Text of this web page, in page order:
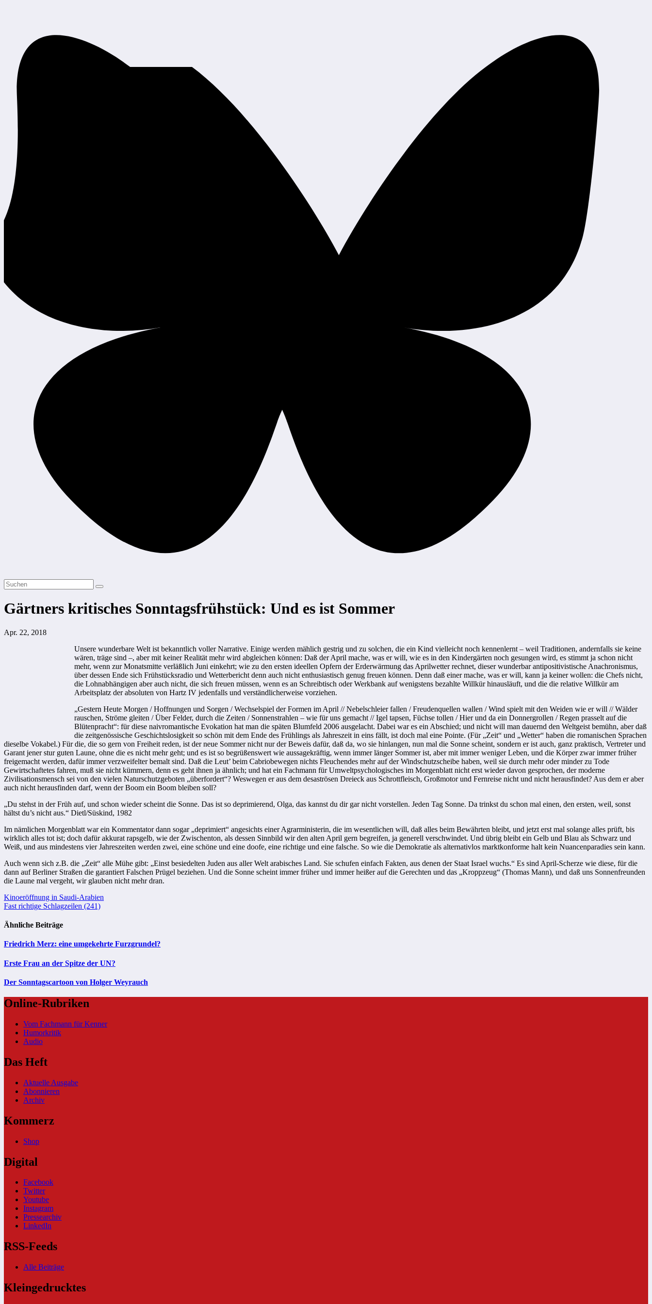
Gärtners kritisches Sonntagsfrühstück: Und es ist Sommer
Apr. 22, 2018
Unsere wunderbare Welt ist bekanntlich voller Narrative. Einige werden mählich gestrig und zu solchen, die ein Kind vielleicht noch kennenlernt – weil Traditionen, andernfalls sie keine
wären, träge sind –, aber mit keiner Realität mehr wird abgleichen können: Daß der April mache, was er will, wie es in den Kindergärten noch gesungen wird, es stimmt ja schon nicht
mehr, wenn zur Monatsmitte verläßlich Juni einkehrt; wie zu den ersten ideellen Opfern der Erderwärmung das Aprilwetter rechnet, dieser wunderbar antipositivistische Anachronismus,
über dessen Ende sich Frühstücksradio und Wetterbericht denn auch nicht enthusiastisch genug freuen können. Denn daß einer mache, was er will, kann ja keiner wollen: die Chefs nicht,
die Lohnabhängigen aber auch nicht, die sich freuen müssen, wenn es an Schreibtisch oder Werkbank auf wenigstens bezahlte Willkür hinausläuft, und die die relative Willkür am
Arbeitsplatz der absoluten von Hartz IV jedenfalls und verständlicherweise vorziehen.
„Gestern Heute Morgen / Hoffnungen und Sorgen / Wechselspiel der Formen im April // Nebelschleier fallen / Freudenquellen wallen / Wind spielt mit den Weiden wie er will // Wälder
rauschen, Ströme gleiten / Über Felder, durch die Zeiten / Sonnenstrahlen – wie für uns gemacht // Igel tapsen, Füchse tollen / Hier und da ein Donnergrollen / Regen prasselt auf die
Blütenpracht“: für diese naivromantische Evokation hat man die späten Blumfeld 2006 ausgelacht. Dabei war es ein Abschied; und nicht will man dauernd den Weltgeist bemühn, aber daß
die zeitgenössische Geschichtslosigkeit so schön mit dem Ende des Frühlings als Jahreszeit in eins fällt, ist doch mal eine Pointe. (Für „Zeit“ und „Wetter“ haben die romanischen Sprachen
dieselbe Vokabel.) Für die, die so gern von Freiheit reden, ist der neue Sommer nicht nur der Beweis dafür, daß da, wo sie hinlangen, nun mal die Sonne scheint, sondern er ist auch, ganz praktisch, Vertreter und
Garant jener stur guten Laune, ohne die es nicht mehr geht; und es ist so begrüßenswert wie aussagekräftig, wenn immer länger Sommer ist, aber mit immer weniger Leben, und die Körper zwar immer früher
freigemacht werden, dafür immer verzweifelter bemalt sind. Daß die Leut’ beim Cabriobewegen nichts Fleuchendes mehr auf der Windschutzscheibe haben, weil sie durch mehr oder minder zu Tode
Gewirtschaftetes fahren, muß sie nicht kümmern, denn es geht ihnen ja ähnlich; und hat ein Fachmann für Umweltpsychologisches im Morgenblatt nicht erst wieder davon gesprochen, der moderne
Zivilisationsmensch sei von den vielen Naturschutzgeboten „überfordert“? Weswegen er aus dem desaströsen Dreieck aus Schrottfleisch, Großmotor und Fernreise nicht und nicht herausfindet? Aus dem er aber
auch nicht herausfinden darf, wenn der Boom ein Boom bleiben soll?
„Du stehst in der Früh auf, und schon wieder scheint die Sonne. Das ist so deprimierend, Olga, das kannst du dir gar nicht vorstellen. Jeden Tag Sonne. Da trinkst du schon mal einen, den ersten, weil, sonst
hältst du’s nicht aus.“ Dietl/Süskind, 1982
Im nämlichen Morgenblatt war ein Kommentator dann sogar „deprimiert“ angesichts einer Agrarministerin, die im wesentlichen will, daß alles beim Bewährten bleibt, und jetzt erst mal solange alles prüft, bis
wirklich alles tot ist; doch dafür akkurat rapsgelb, wie der Zwischenton, als dessen Sinnbild wir den alten April gern begreifen, ja generell verschwindet. Und übrig bleibt ein Gelb und Blau als Schwarz und
Weiß, und aus mindestens vier Jahreszeiten werden zwei, eine schöne und eine doofe, eine richtige und eine falsche. So wie die Demokratie als alternativlos marktkonforme halt kein Nuancenparadies sein kann.
Auch wenn sich z.B. die „Zeit“ alle Mühe gibt: „Einst besiedelten Juden aus aller Welt arabisches Land. Sie schufen einfach Fakten, aus denen der Staat Israel wuchs.“ Es sind April-Scherze wie diese, für die
dann auf Berliner Straßen die garantiert Falschen Prügel beziehen. Und die Sonne scheint immer früher und immer heißer auf die Gerechten und das „Kroppzeug“ (Thomas Mann), und daß uns Sonnenfreunden
die Laune mal vergeht, wir glauben nicht mehr dran.
Beitragsnavigation
Kinoeröffnung in Saudi-Arabien
Fast richtige Schlagzeilen (241)
Ähnliche Beiträge
Friedrich Merz: eine umgekehrte Furzgrundel?
Erste Frau an der Spitze der UN?
Der Sonntagscartoon von Holger Weyrauch
Online-Rubriken
Vom Fachmann für Kenner
Humorkritik
Audio
Das Heft
Aktuelle Ausgabe
Abonnieren
Archiv
Kommerz
Shop
Digital
Facebook
Twitter
Youtube
Instagram
Pressearchiv
LinkedIn
RSS-Feeds
Alle Beiträge
Kleingedrucktes